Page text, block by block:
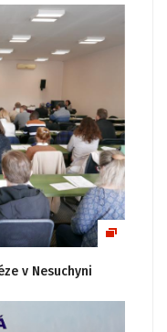
v Nesuchyni